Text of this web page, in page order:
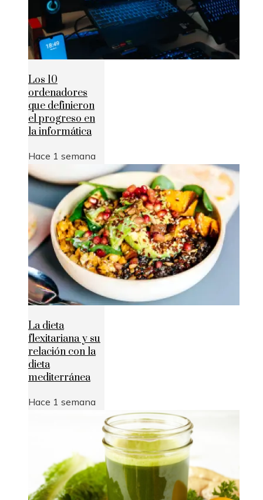
Los 10
ordenadores
que definieron
el progreso en
la informática
Hace 1 semana
La dieta
flexitariana y su
relación con la
dieta
mediterránea
Hace 1 semana